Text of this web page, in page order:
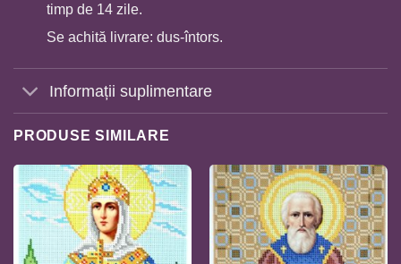
timp de 14 zile.
Se achită livrare: dus-întors.
Informații suplimentare
PRODUSE SIMILARE